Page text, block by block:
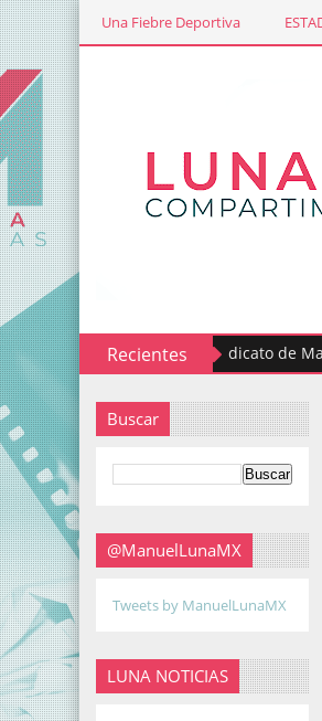
Una Fiebre Deportiva
Recientes
Sindicato de Maestros
Buscar
@ManuelLunaMX
Tweets by ManuelLunaMX
LUNA NOTICIAS